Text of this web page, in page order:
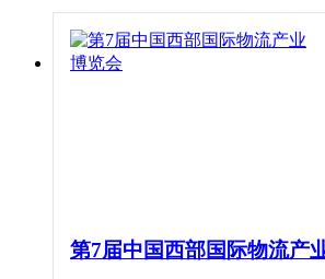
第7届中国西部国际物流产